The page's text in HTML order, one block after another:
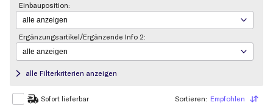
Einbauposition:
Ergänzungsartikel/Ergänzende Info 2:
alle Filterkriterien anzeigen
Sofort lieferbar Empfohlen
Sortieren